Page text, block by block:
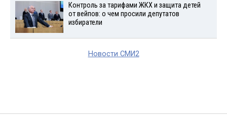
Контроль за тарифами ЖКХ и защита детей
от вейпов: о чем просили депутатов
избиратели
Новости СМИ2